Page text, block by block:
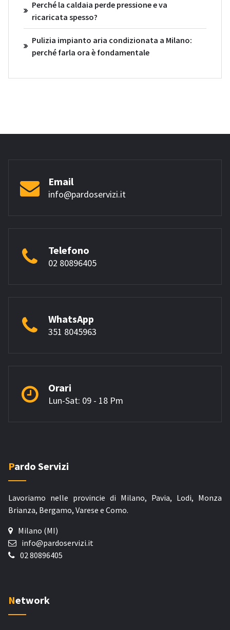
Perché la caldaia perde pressione e va
ricaricata spesso?
Pulizia impianto aria condizionata a Milano:
perché farla ora è fondamentale
Email
info@pardoservizi.it
Telefono
02 80896405
WhatsApp
351 8045963
Orari
Lun-Sat: 09 - 18 Pm
Pardo Servizi
Lavoriamo nelle provincie di Milano, Pavia, Lodi, Monza
Brianza, Bergamo, Varese e Como.
Milano (MI)
info@pardoservizi.it
02 80896405
Network